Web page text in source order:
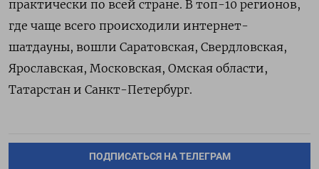
практически по всей стране. В топ-10 регионов,
где чаще всего происходили интернет-
шатдауны, вошли Саратовская, Свердловская,
Ярославская, Московская, Омская области,
Татарстан и Санкт-Петербург.
ПОДПИСАТЬСЯ НА ТЕЛЕГРАМ